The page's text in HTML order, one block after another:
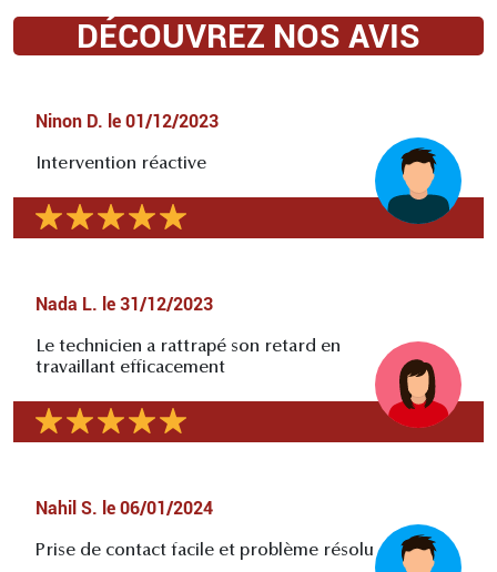
DÉCOUVREZ NOS AVIS
Ninon D. le 01/12/2023
Intervention réactive
Nada L. le 31/12/2023
Le technicien a rattrapé son retard en
travaillant efficacement
Nahil S. le 06/01/2024
Prise de contact facile et problème résolu